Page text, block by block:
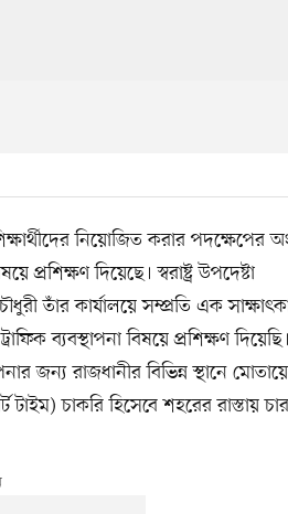
নিয়োজিত করার পদক্ষেপের
প্রশিক্ষণ দিয়েছে। স্বরাষ্ট্র উপদেষ্টা
তাঁর কার্যালয়ে সম্প্রতি এক
ব্যবস্থাপনা বিষয়ে প্রশিক্ষণ দিয়েছি।
জন্য রাজধানীর বিভিন্ন স্থানে
টাইম) চাকরি হিসেবে শহরের রাস্তায়